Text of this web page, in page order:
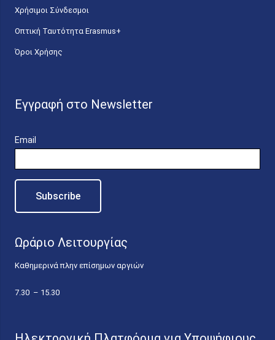
Χρήσιμοι Σύνδεσμοι
Οπτική Ταυτότητα Erasmus+
Όροι Χρήσης
Εγγραφή στο Newsletter
Email
Ωράριο Λειτουργίας
Καθημερινά πλην επίσημων αργιών
7.30 – 15.30